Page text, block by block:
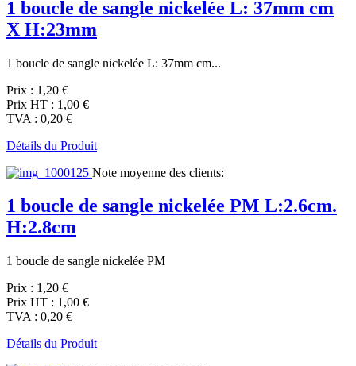
1 boucle de sangle nickelée L: 37mm cm
X H:23mm
1 boucle de sangle nickelée L: 37mm cm...
Prix : 1,20 €
Prix HT : 1,00 €
TVA : 0,20 €
Détails du Produit
Note moyenne des clients:
1 boucle de sangle nickelée PM L:2.6cm.
H:2.8cm
1 boucle de sangle nickelée PM
Prix : 1,20 €
Prix HT : 1,00 €
TVA : 0,20 €
Détails du Produit